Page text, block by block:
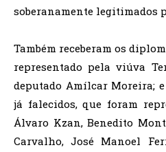
soberanamente legitimados
Também receberam os
representado pela viúva
deputado Amílcar Moreira;
já falecidos, que foram
Álvaro Kzan, Benedito
Carvalho, José Manoel